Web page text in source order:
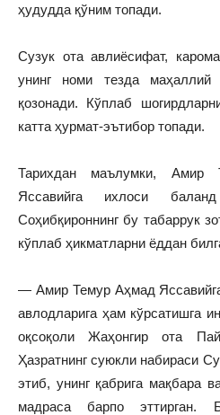
ҳудудда қўним топади.
Сузук ота авлиёсифат,
унинг номи тезда
қозонади. Кўплаб
катта ҳурмат-эътибор топади.
Тарихдан маълумки, Амир
Яссавийга ихлоси
Соҳибқироннинг бу табаррук
кўплаб ҳикматларни ёддан
— Амир Темур Аҳмад
авлодларига ҳам кўрсатишга
оқсоқоли Жаҳонгир ота
Ҳазратнинг суюкли набираси
этиб, унинг қабрига мақбара
мадраса барпо эттирган.